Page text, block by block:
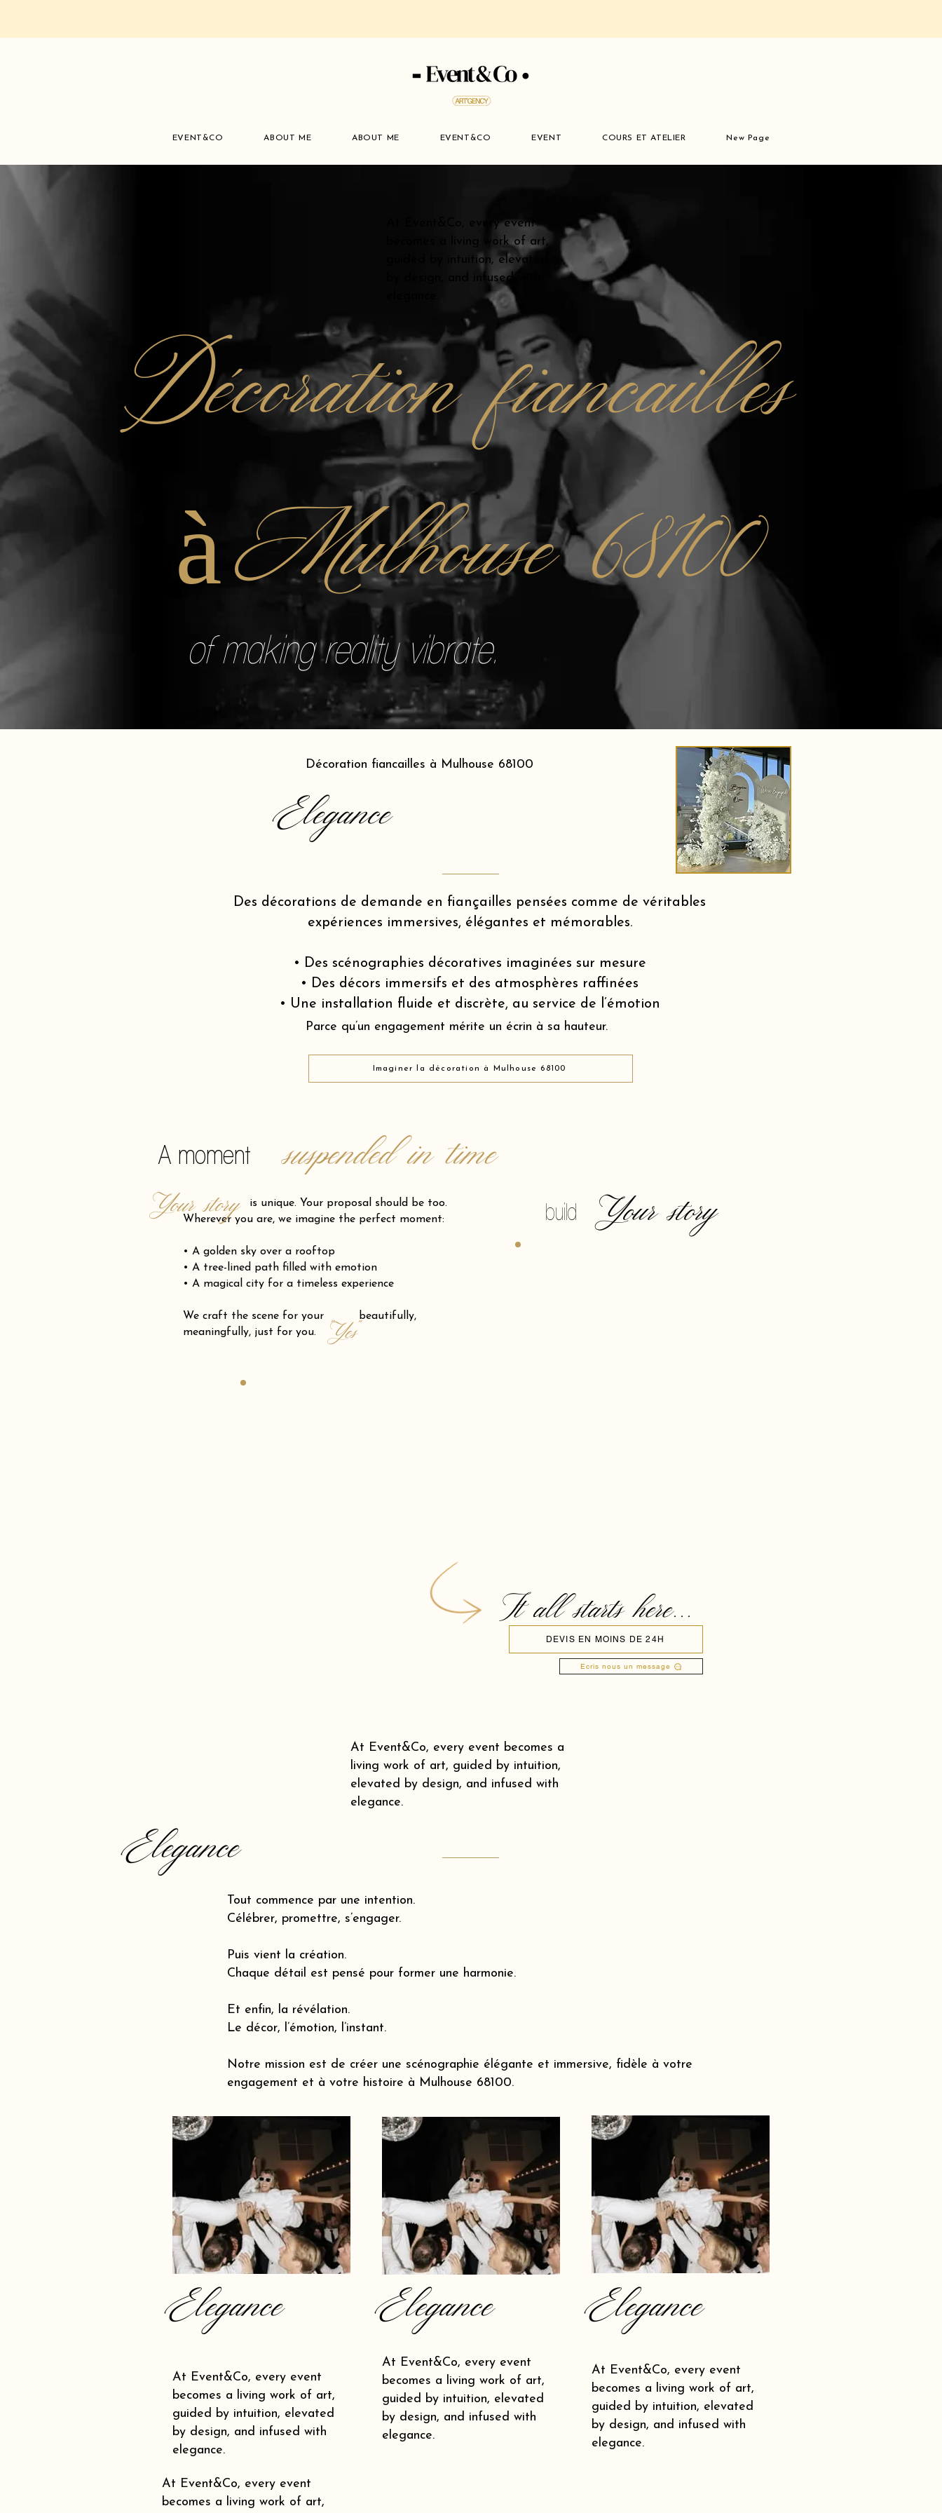
EVENT&CO ABOUT ME ABOUT ME EVENT&CO EVENT COURS ET ATELIER New Page
At Event&Co, every event
becomes a living work of art,
guided by intuition, elevated
by design, and infused with
Décoration fiancailles
à Mulhouse 68100
of making reality vibrate.
Décoration fiancailles à Mulhouse 68100
Elegance
Des décorations de demande en fiançailles pensées comme de véritables
expériences immersives, élégantes et mémorables.
• Des scénographies décoratives imaginées sur mesure
• Des décors immersifs et des atmosphères raffinées
• Une installation fluide et discrète, au service de l’émotion
Parce qu’un engagement mérite un écrin à sa hauteur.
Imaginer la décoration à Mulhouse 68100
A moment suspended in time
is unique. Your proposal should be too.
Wherever you are, we imagine the perfect moment:
• A golden sky over a rooftop
• A tree-lined path filled with emotion
• A magical city for a timeless experience
We craft the scene for your beautifully,
meaningfully, just for you.
Your story
"Yes"
build Your story
It all starts here...
Ecris nous un message
DEVIS EN MOINS DE 24H
At Event&Co, every event becomes a
living work of art, guided by intuition,
elevated by design, and infused with
elegance.
Elegance
Tout commence par une intention.
Célébrer, promettre, s’engager.
Puis vient la création.
Chaque détail est pensé pour former une harmonie.
Et enfin, la révélation.
Le décor, l’émotion, l’instant.
Notre mission est de créer une scénographie élégante et immersive, fidèle à votre
engagement et à votre histoire à Mulhouse 68100.
Elegance Elegance Elegance
At Event&Co, every event
becomes a living work of art,
guided by intuition, elevated
by design, and infused with
elegance.
At Event&Co, every event
becomes a living work of art,
guided by intuition, elevated
by design, and infused with
elegance.
At Event&Co, every event
becomes a living work of art,
guided by intuition, elevated
by design, and infused with
elegance.
At Event&Co, every event
becomes a living work of art,